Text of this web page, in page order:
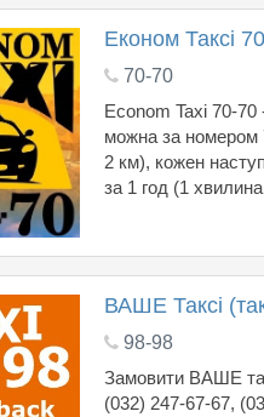
Економ Таксі
70-70
Econom Taxi 70-70
можна за номером
2 км), кожен
за 1 год (1
ВАШЕ Таксі
98-98
Замовити ВАШЕ
(032) 247-67-67,